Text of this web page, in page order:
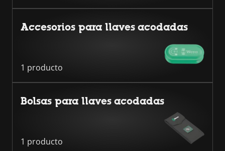
Accesorios para llaves acodadas
1 producto
Bolsas para llaves acodadas
1 producto